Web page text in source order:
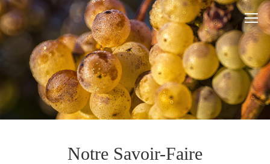
Notre Savoir-Faire